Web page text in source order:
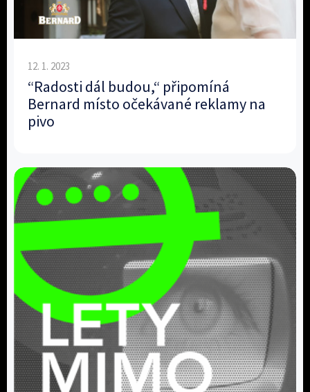
12. 1. 2023
“Radosti dál budou,“ připomíná
Bernard místo očekávané reklamy na
pivo